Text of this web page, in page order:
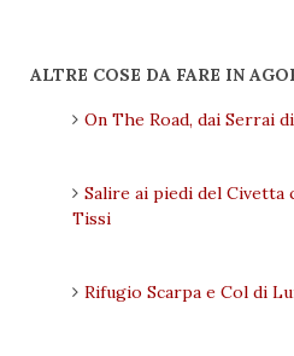
ALTRE COSE DA FARE IN
On The Road, dai Serrai
Salire ai piedi del
Tissi
Rifugio Scarpa e Col di